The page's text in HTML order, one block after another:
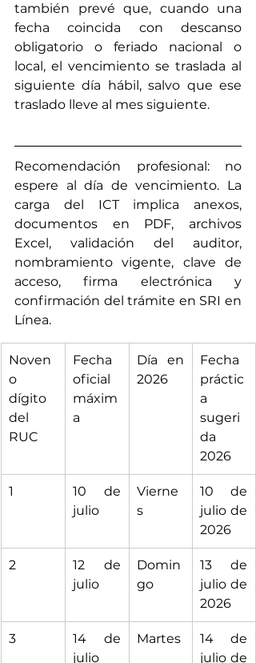
también prevé que, cuando una
fecha coincida con descanso
obligatorio o feriado nacional o
local, el vencimiento se traslada al
siguiente día hábil, salvo que ese
traslado lleve al mes siguiente.
Recomendación profesional: no
espere al día de vencimiento. La
carga del ICT implica anexos,
documentos en PDF, archivos
Excel, validación del auditor,
nombramiento vigente, clave de
acceso, firma electrónica y
confirmación del trámite en SRI en
Línea.
Noven
o
dígito
del
RUC
Fecha
oficial
máxim
a
Día en
2026
Fecha
práctic
a
sugeri
da
2026
1
10 de
julio
Vierne
s
10 de
julio de
2026
2
12 de
julio
Domin
go
13 de
julio de
2026
3
14 de
julio
Martes
14 de
julio de